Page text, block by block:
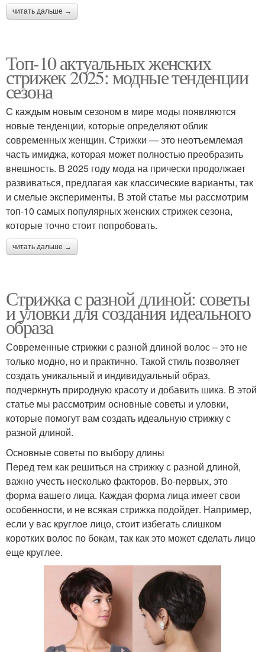
читать дальше →
Топ-10 актуальных женских
стрижек 2025: модные тенденции
сезона
С каждым новым сезоном в мире моды появляются
новые тенденции, которые определяют облик
современных женщин. Стрижки — это неотъемлемая
часть имиджа, которая может полностью преобразить
внешность. В 2025 году мода на прически продолжает
развиваться, предлагая как классические варианты, так
и смелые эксперименты. В этой статье мы рассмотрим
топ-10 самых популярных женских стрижек сезона,
которые точно стоит попробовать.
читать дальше →
Стрижка с разной длиной: советы
и уловки для создания идеального
образа
Современные стрижки с разной длиной волос – это не
только модно, но и практично. Такой стиль позволяет
создать уникальный и индивидуальный образ,
подчеркнуть природную красоту и добавить шика. В этой
статье мы рассмотрим основные советы и уловки,
которые помогут вам создать идеальную стрижку с
разной длиной.
Основные советы по выбору длины
Перед тем как решиться на стрижку с разной длиной,
важно учесть несколько факторов. Во-первых, это
форма вашего лица. Каждая форма лица имеет свои
особенности, и не всякая стрижка подойдет. Например,
если у вас круглое лицо, стоит избегать слишком
коротких волос по бокам, так как это может сделать лицо
еще круглее.